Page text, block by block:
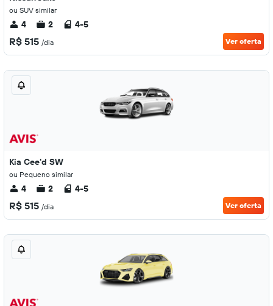
ou SUV similar
4 2 4-5
R$ 515 /dia Ver oferta
Kia Cee'd SW
ou Pequeno similar
4 2 4-5
R$ 515 /dia Ver oferta